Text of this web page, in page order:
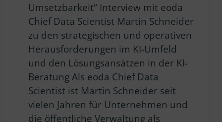
Umsetzbarkeit“ Interview mit eoda
Chief Data Scientist Martin Schneider
zu den strategischen und operativen
Herausforderungen im KI-Umfeld
und den Lösungsansätzen in der KI-
Beratung Als eoda Chief Data
Scientist ist Martin Schneider seit
vielen Jahren für Unternehmen und
die öffentliche Verwaltung als